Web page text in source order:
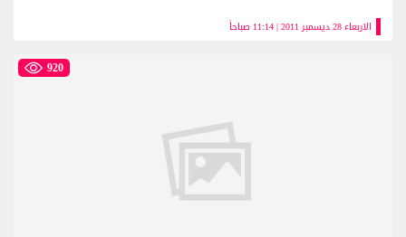
الاربعاء 28 ديسمبر 2011 | 11:14 صباحاً
920